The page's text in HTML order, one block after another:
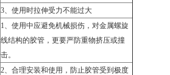
3、使用时拉伸受力不能过大
1、使用中应避免机械损伤，对金属螺旋
线结构的胶管，更要严防重物挤压或撞
击。
2、合理安装和使用，防止胶管受到极度